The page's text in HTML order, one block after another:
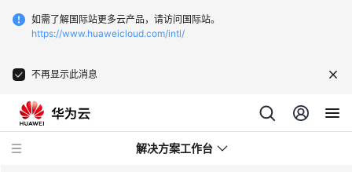
如需了解国际站更多云产品，请访问国际站。
https://www.huaweicloud.com/intl/
不再显示此消息
解决方案工作台